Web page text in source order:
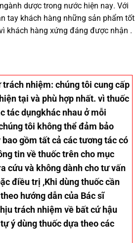
dược trong nước hiện nay. Với
tay khách hàng những sản phẩm tốt
khách hàng xứng đáng được nhận .
trách nhiệm: chúng tôi cung cấp
tại và phù hợp nhất. vì thuốc
tác dụngkhác nhau ở mỗi
tôi không thể đảm bảo
gồm tất cả các tương tác có
tin về thuốc trên cho mục
cứu và không dành cho tư vấn
điều trị ,Khi dùng thuốc cần
hướng dẫn của Bác sĩ
trách nhiệm về bất cứ hậu
ý dùng thuốc dựa theo các